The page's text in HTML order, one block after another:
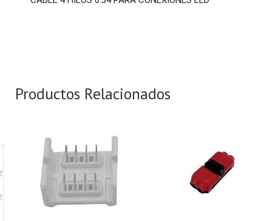
Productos Relacionados